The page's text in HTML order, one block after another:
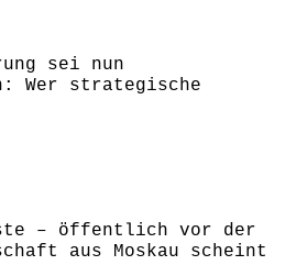
sei nun
Wer strategische
– öffentlich vor der
aus Moskau scheint